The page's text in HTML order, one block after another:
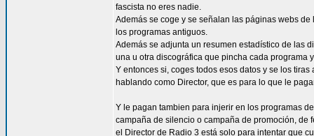
fascista no eres nadie.
Además se coge y se señalan las páginas webs
los programas antiguos.
Además se adjunta un resumen estadístico de las
una u otra discográfica que pincha cada programa
Y entonces si, coges todos esos datos y se los
hablando como Director, que es para lo que le
Y le pagan tambien para injerir en los programas
campaña de silencio o campaña de promoción, de
el Director de Radio 3 está solo para intentar que